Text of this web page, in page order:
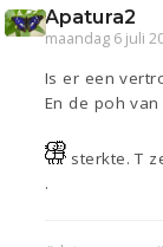
Apatura2
maandag 6 juli
Is er een
En de poh
sterkte. T
.